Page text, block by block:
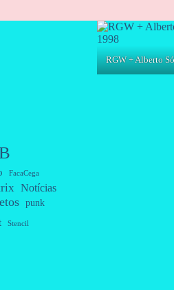
FacaCega
Notícias
punk
Stencil
RGW + Alberto